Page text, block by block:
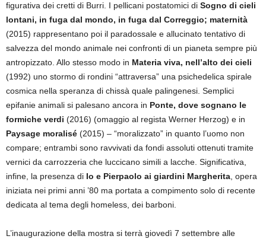
figurativa dei cretti di Burri. I pellicani postatomici di Sogno di cieli
lontani, in fuga dal mondo, in fuga dal Correggio; maternità
(2015) rappresentano poi il paradossale e allucinato tentativo di
salvezza del mondo animale nei confronti di un pianeta sempre più
antropizzato. Allo stesso modo in Materia viva, nell’alto dei cieli
(1992) uno stormo di rondini “attraversa” una psichedelica spirale
cosmica nella speranza di chissà quale palingenesi. Semplici
epifanie animali si palesano ancora in Ponte, dove sognano le
formiche verdi (2016) (omaggio al regista Werner Herzog) e in
Paysage moralisé (2015) – “moralizzato” in quanto l’uomo non
compare; entrambi sono ravvivati da fondi assoluti ottenuti tramite
vernici da carrozzeria che luccicano simili a lacche. Significativa,
infine, la presenza di Io e Pierpaolo ai giardini Margherita , opera
iniziata nei primi anni ’80 ma portata a compimento solo di recente
dedicata al tema degli homeless, dei barboni.
L’inaugurazione della mostra si terrà giovedì 7 settembre alle